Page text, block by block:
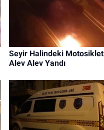
Seyir Halindeki Motosiklet
Alev Alev Yandı